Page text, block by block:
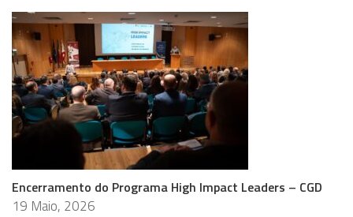
Encerramento do Programa High Impact Leaders – CGD
19 Maio, 2026